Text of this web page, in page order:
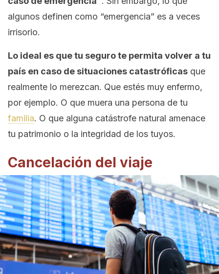
algunos definen como “emergencia” es a veces
irrisorio.
Lo ideal es que tu seguro te permita volver a tu
país en caso de situaciones catastróficas que
realmente lo merezcan. Que estés muy enfermo,
por ejemplo. O que muera una persona de tu
familia. O que alguna catástrofe natural amenace
tu patrimonio o la integridad de los tuyos.
Cancelación del viaje